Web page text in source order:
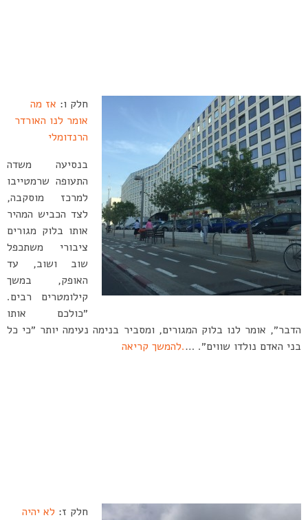
חלק ו: אז מה
אומר לנו האורדר
הרנדומלי
בנסיעה משדה
התעופה שרמטייבו
למרכז מוסקבה,
לצד הכביש המהיר
אותו בלוק מגורים
ציבורי משתכפל
שוב ושוב, עד
האופק, במשך
קילומטרים רבים.
״כולכם אותו
הדבר״, אומר לנו בלוק המגורים, ומסביר בנימה נעימה יותר ״כי כל
בני האדם נולדו שווים״. ….להמשך קריאה
חלק ז: לא יהיה